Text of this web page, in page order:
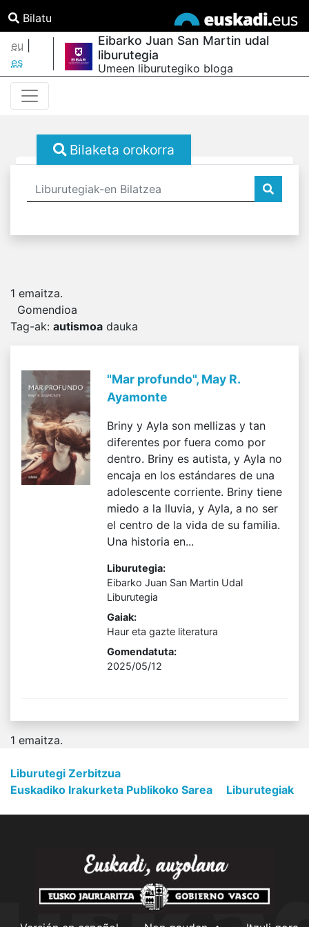
Bilatu
eu
es
Eibarko Juan San Martin udal
liburutegia
Umeen liburutegiko bloga
Bilaketa orokorra
1 emaitza.
Gomendioa
Tag-ak: autismoa dauka
"Mar profundo", May R.
Ayamonte
Briny y Ayla son mellizas y tan
diferentes por fuera como por
dentro. Briny es autista, y Ayla no
encaja en los estándares de una
adolescente corriente. Briny tiene
miedo a la lluvia, y Ayla, a no ser
el centro de la vida de su familia.
Una historia en...
Liburutegia:
Eibarko Juan San Martin Udal
Liburutegia
Gaiak:
Haur eta gazte literatura
Gomendatuta:
2025/05/12
1 emaitza.
Liburutegi Zerbitzua
Euskadiko Irakurketa Publikoko Sarea
Liburutegiak